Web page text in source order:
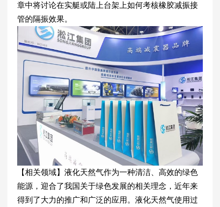
章中将讨论在实艇或陆上台架上如何考核橡胶减振接
管的隔振效果。
【相关领域】液化天然气作为一种清洁、高效的绿色
能源，迎合了我国关于绿色发展的相关理念，近年来
得到了大力的推广和广泛的应用。液化天然气使用过